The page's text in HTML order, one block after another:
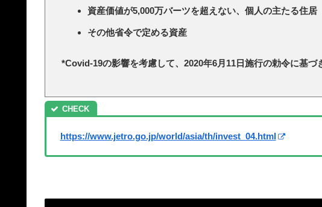
資産価値が5,000万バーツを超えない、個人の主たる住居
その他省令で定める資産
*Covid-19の影響を考慮して、2020年6月11日施行の勅令に基づ
https://www.jetro.go.jp/world/asia/th/invest_04.html